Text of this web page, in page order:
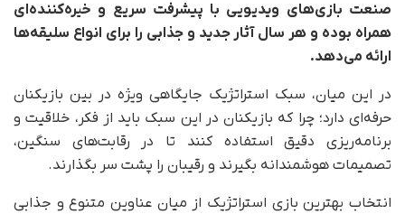
صنعت بازی‌های ویدیویی با پیشرفت سریع و خیره‌کننده‌ای
همراه بوده و هر سال آثار جدید و جذابی را برای انواع سلیقه‌ها
ارائه می‌دهد.
در این میان، سبک استراتژیک جایگاهی ویژه در بین بازیکنان
حرفه‌ای دارد؛ چرا که بازیکنان در این سبک باید از فکر، خلاقیت و
برنامه‌ریزی دقیق استفاده کنند تا در رقابت‌های سنگین،
تصمیمات هوشمندانه بگیرند و رقیبان را پشت سر بگذارند.
انتخاب بهترین بازی استراتژیک از میان عناوین متنوع و جذابی